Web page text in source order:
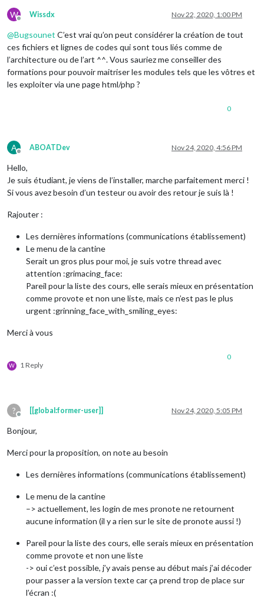
W
Offline
Wissdx Nov 22, 2020, 1:00 PM
@Bugsounet C’est vrai qu’on peut considérer la création de tout
ces fichiers et lignes de codes qui sont tous liés comme de
l’architecture ou de l’art ^^. Vous sauriez me conseiller des
formations pour pouvoir maitriser les modules tels que les vôtres et
les exploiter via une page html/php ?
0
A
Offline
ABOATDev Nov 24, 2020, 4:56 PM
Hello,
Je suis étudiant, je viens de l’installer, marche parfaitement merci !
Si vous avez besoin d’un testeur ou avoir des retour je suis là !
Rajouter :
Les dernières informations (communications établissement)
Le menu de la cantine
Serait un gros plus pour moi, je suis votre thread avec
attention :grimacing_face:
Pareil pour la liste des cours, elle serais mieux en présentation
comme provote et non une liste, mais ce n’est pas le plus
urgent :grinning_face_with_smiling_eyes:
Merci à vous
W 1 Reply
0
?
Offline
[[global:former-user]] Nov 24, 2020, 5:05 PM
Bonjour,
Merci pour la proposition, on note au besoin
Les dernières informations (communications établissement)
Le menu de la cantine
–> actuellement, les login de mes pronote ne retournent
aucune information (il y a rien sur le site de pronote aussi !)
Pareil pour la liste des cours, elle serais mieux en présentation
comme provote et non une liste
-> oui c’est possible, j’y avais pense au début mais j’ai décoder
pour passer a la version texte car ça prend trop de place sur
l’écran :(